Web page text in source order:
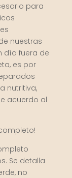
para
nuestras
día fuera de
es por
nutritiva,
acuerdo al
Se detalla
no